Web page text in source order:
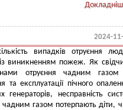
2024-
випадків отруєння
виникненням пожеж. Як
отруєння чадним
експлуатації пічного
генераторів, несправність
газом потерпають діти,